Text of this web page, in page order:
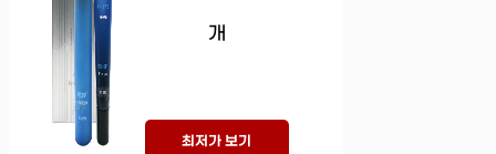
개
최저가 보기